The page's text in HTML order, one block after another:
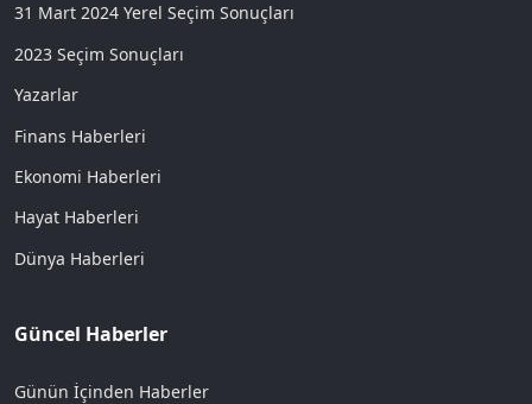
31 Mart 2024 Yerel Seçim Sonuçları
2023 Seçim Sonuçları
Yazarlar
Finans Haberleri
Ekonomi Haberleri
Hayat Haberleri
Dünya Haberleri
Güncel Haberler
Günün İçinden Haberler